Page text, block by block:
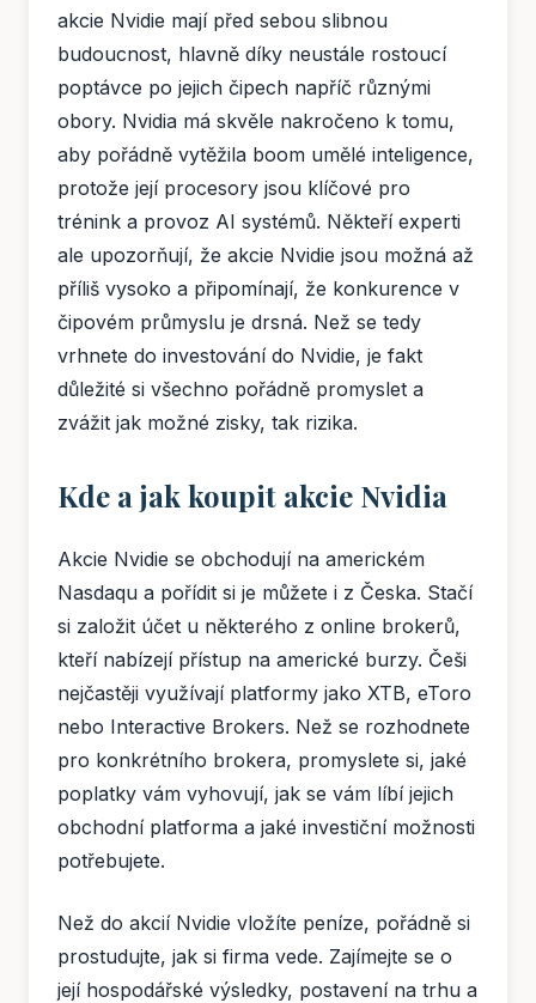
akcie Nvidie mají před sebou slibnou
budoucnost, hlavně díky neustále rostoucí
poptávce po jejich čipech napříč různými
obory. Nvidia má skvěle nakročeno k tomu,
aby pořádně vytěžila boom umělé inteligence,
protože její procesory jsou klíčové pro
trénink a provoz AI systémů. Někteří experti
ale upozorňují, že akcie Nvidie jsou možná až
příliš vysoko a připomínají, že konkurence v
čipovém průmyslu je drsná. Než se tedy
vrhnete do investování do Nvidie, je fakt
důležité si všechno pořádně promyslet a
zvážit jak možné zisky, tak rizika.
Kde a jak koupit akcie Nvidia
Akcie Nvidie se obchodují na americkém
Nasdaqu a pořídit si je můžete i z Česka. Stačí
si založit účet u některého z online brokerů,
kteří nabízejí přístup na americké burzy. Češi
nejčastěji využívají platformy jako XTB, eToro
nebo Interactive Brokers. Než se rozhodnete
pro konkrétního brokera, promyslete si, jaké
poplatky vám vyhovují, jak se vám líbí jejich
obchodní platforma a jaké investiční možnosti
potřebujete.
Než do akcií Nvidie vložíte peníze, pořádně si
prostudujte, jak si firma vede. Zajímejte se o
její hospodářské výsledky, postavení na trhu a